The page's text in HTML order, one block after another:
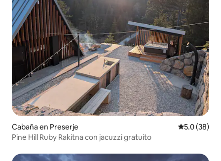
Cabaña en Preserje Calificación
5.0 (38)
Pine Hill Ruby Rakitna con jacuzzi gratuito